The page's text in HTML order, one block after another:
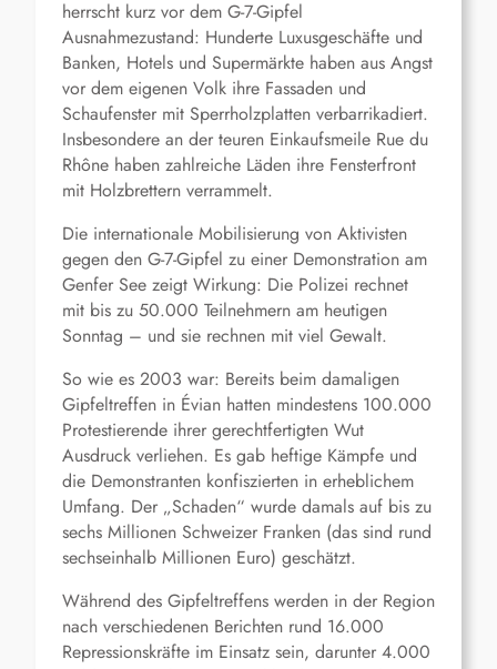
herrscht kurz vor dem G-7-Gipfel
Ausnahmezustand: Hunderte Luxusgeschäfte und
Banken, Hotels und Supermärkte haben aus Angst
vor dem eigenen Volk ihre Fassaden und
Schaufenster mit Sperrholzplatten verbarrikadiert.
Insbesondere an der teuren Einkaufsmeile Rue du
Rhône haben zahlreiche Läden ihre Fensterfront
mit Holzbrettern verrammelt.
Die internationale Mobilisierung von Aktivisten
gegen den G-7-Gipfel zu einer Demonstration am
Genfer See zeigt Wirkung: Die Polizei rechnet
mit bis zu 50.000 Teilnehmern am heutigen
Sonntag – und sie rechnen mit viel Gewalt.
So wie es 2003 war: Bereits beim damaligen
Gipfeltreffen in Évian hatten mindestens 100.000
Protestierende ihrer gerechtfertigten Wut
Ausdruck verliehen. Es gab heftige Kämpfe und
die Demonstranten konfiszierten in erheblichem
Umfang. Der „Schaden“ wurde damals auf bis zu
sechs Millionen Schweizer Franken (das sind rund
sechseinhalb Millionen Euro) geschätzt.
Während des Gipfeltreffens werden in der Region
nach verschiedenen Berichten rund 16.000
Repressionskräfte im Einsatz sein, darunter 4.000